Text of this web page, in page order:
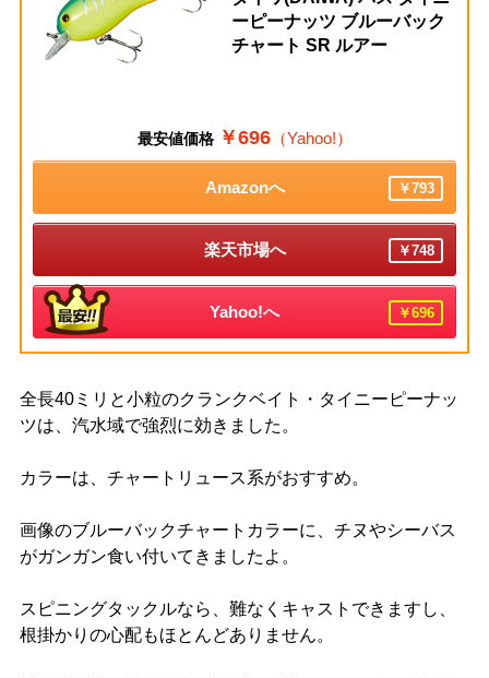
ーピーナッツ ブルーバック
チャート SR ルアー
最安値価格 ￥696（Yahoo!）
Amazonへ ￥793
楽天市場へ ￥748
Yahoo!へ ￥696
全長40ミリと小粒のクランクベイト・タイニーピーナッ
ツは、汽水域で強烈に効きました。
カラーは、チャートリュース系がおすすめ。
画像のブルーバックチャートカラーに、チヌやシーバス
がガンガン食い付いてきましたよ。
スピニングタックルなら、難なくキャストできますし、
根掛かりの心配もほとんどありません。